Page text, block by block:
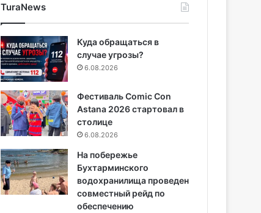
TuraNews
Куда обращаться в
случае угрозы?
6.08.2026
Фестиваль Comic Con
Astana 2026 стартовал в
столице
6.08.2026
На побережье
Бухтарминского
водохранилища проведен
совместный рейд по
обеспечению